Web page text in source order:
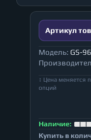
Артикул
Модель: GS-
↕ Цена меняется
опций
Наличие:
Купить в